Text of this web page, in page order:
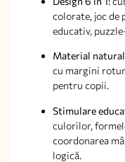
colorate, joc de
educativ,
Material
cu margini
pentru copii.
Stimulare
culorilor,
coordonarea
logică.